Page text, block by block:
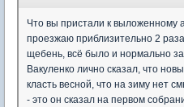
Что вы пристали к выложенному
проезжаю приблизительно 2
щебень, всё было и нормально
Вакуленко лично сказал, что
класть весной, что на зиму нет
- это он сказал на первом